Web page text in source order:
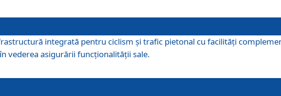
integrată pentru ciclism şi trafic pietonal cu facilităţi
vederea asigurării funcționalității sale.